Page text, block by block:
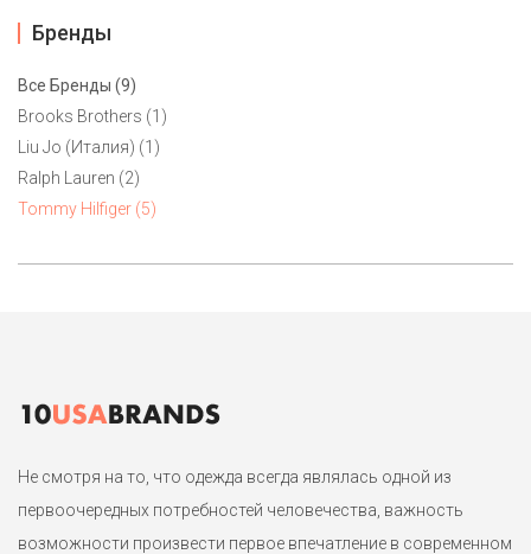
Бренды
Все Бренды (9)
Brooks Brothers (1)
Liu Jo (Италия) (1)
Ralph Lauren (2)
Tommy Hilfiger (5)
Не смотря на то, что одежда всегда являлась одной из
первоочередных потребностей человечества, важность
возможности произвести первое впечатление в современном